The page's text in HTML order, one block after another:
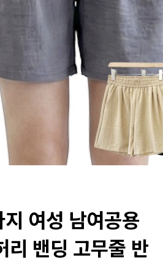
여성 남여공용
리 밴딩 고무줄 반